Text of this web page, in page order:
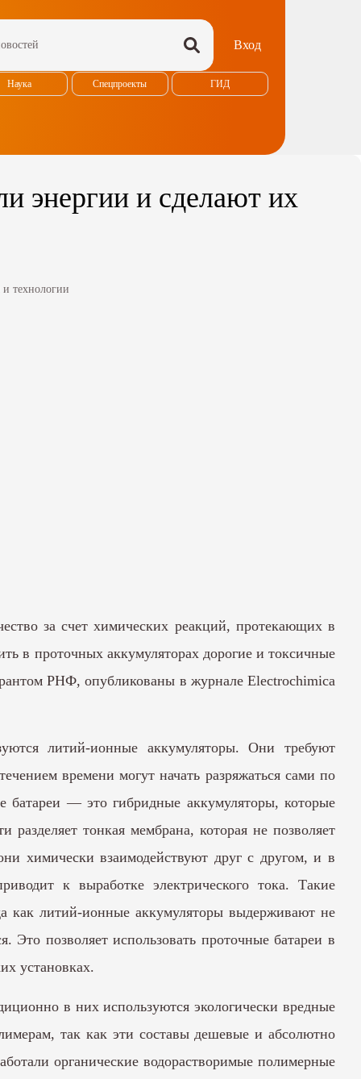
Вход
Наука Спецпроекты ГИД
энергии и сделают их
и технологии
за счет химических реакций, протекающих в
в проточных аккумуляторах дорогие и токсичные
РНФ, опубликованы в журнале Electrochimica
литий-ионные аккумуляторы. Они требуют
времени могут начать разряжаться сами по
батареи — это гибридные аккумуляторы, которые
разделяет тонкая мембрана, которая не позволяет
химически взаимодействуют друг с другом, и в
к выработке электрического тока. Такие
как литий-ионные аккумуляторы выдерживают не
Это позволяет использовать проточные батареи в
установках.
в них используются экологически вредные
так как эти составы дешевые и абсолютно
органические водорастворимые полимерные